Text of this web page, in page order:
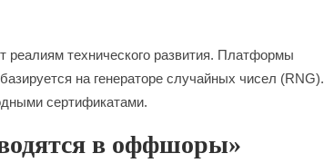
реалиям технического развития. Платформы
на генераторе случайных чисел (RNG).
сертификатами.
в оффшоры»